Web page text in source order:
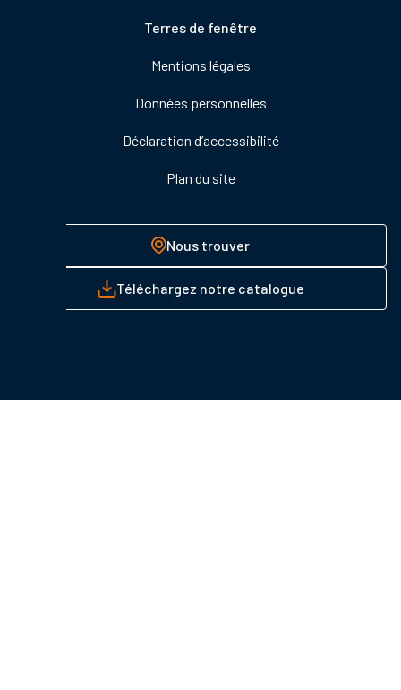
Terres de fenêtre
Mentions légales
Données personnelles
Déclaration d’accessibilité
Plan du site
Nous trouver
Téléchargez notre catalogue